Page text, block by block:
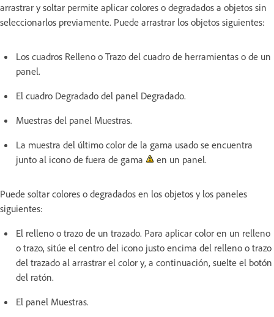
arrastrar y soltar permite aplicar colores o degradados a objetos sin
seleccionarlos previamente. Puede arrastrar los objetos siguientes:
Los cuadros Relleno o Trazo del cuadro de herramientas o de un
panel.
El cuadro Degradado del panel Degradado.
Muestras del panel Muestras.
La muestra del último color de la gama usado se encuentra
junto al icono de fuera de gama
en un panel.
Puede soltar colores o degradados en los objetos y los paneles
siguientes:
El relleno o trazo de un trazado. Para aplicar color en un relleno
o trazo, sitúe el centro del icono justo encima del relleno o trazo
del trazado al arrastrar el color y, a continuación, suelte el botón
del ratón.
El panel Muestras.